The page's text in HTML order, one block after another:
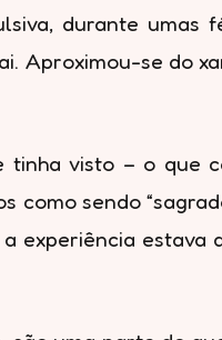
durante umas
Aproximou-se do
visto – o que
como sendo
experiência